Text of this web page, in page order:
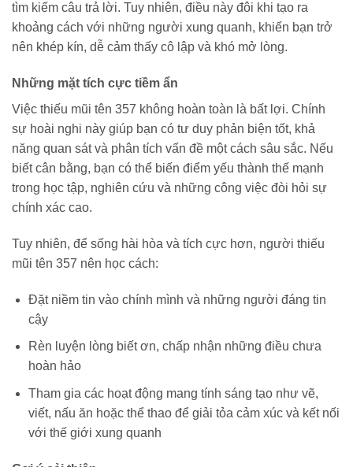
tìm kiếm câu trả lời. Tuy nhiên, điều này đôi khi tạo ra
khoảng cách với những người xung quanh, khiến bạn trở
nên khép kín, dễ cảm thấy cô lập và khó mở lòng.
Những mặt tích cực tiềm ẩn
Việc thiếu mũi tên 357 không hoàn toàn là bất lợi. Chính
sự hoài nghi này giúp bạn có tư duy phản biện tốt, khả
năng quan sát và phân tích vấn đề một cách sâu sắc. Nếu
biết cân bằng, bạn có thể biến điểm yếu thành thế mạnh
trong học tập, nghiên cứu và những công việc đòi hỏi sự
chính xác cao.
Tuy nhiên, để sống hài hòa và tích cực hơn, người thiếu
mũi tên 357 nên học cách:
Đặt niềm tin vào chính mình và những người đáng tin
cậy
Rèn luyện lòng biết ơn, chấp nhận những điều chưa
hoàn hảo
Tham gia các hoạt động mang tính sáng tạo như vẽ,
viết, nấu ăn hoặc thể thao để giải tỏa cảm xúc và kết nối
với thế giới xung quanh